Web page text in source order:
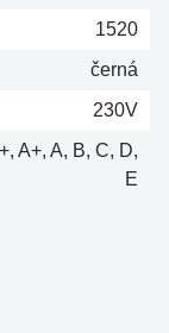
1520
černá
230V
A+, A, B, C, D,
E